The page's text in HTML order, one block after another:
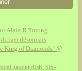
Alain.R.Truong
désormais
King of Diamonds" @
saucer dish. Six-